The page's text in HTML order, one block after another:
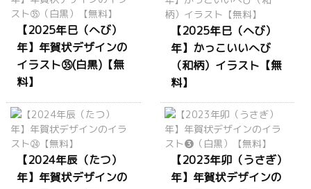
【2025年巳（へび）
年】年賀状デザインの
イラスト㉟(白黒)【無
料】
【2025年巳（へび）
年】かっこいいへび
（和柄）イラスト【無
料】
【2024年辰（たつ）
年】年賀状デザインの
【2023年卯（うさぎ）
年】年賀状デザインの